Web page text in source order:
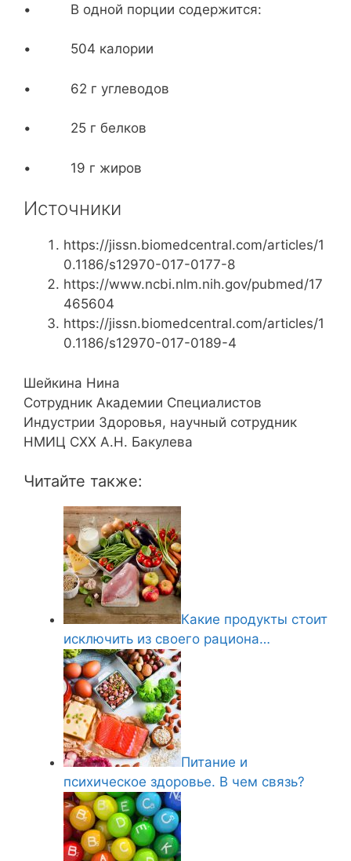
• В одной порции содержится:
• 504 калории
• 62 г углеводов
• 25 г белков
• 19 г жиров
Источники
https://jissn.biomedcentral.com/articles/1
0.1186/s12970-017-0177-8
https://www.ncbi.nlm.nih.gov/pubmed/17
465604
https://jissn.biomedcentral.com/articles/1
0.1186/s12970-017-0189-4
Шейкина Нина
Сотрудник Академии Специалистов
Индустрии Здоровья, научный сотрудник
НМИЦ СХХ А.Н. Бакулева
Читайте также:
Какие продукты стоит
исключить из своего рациона…
Питание и
психическое здоровье. В чем связь?